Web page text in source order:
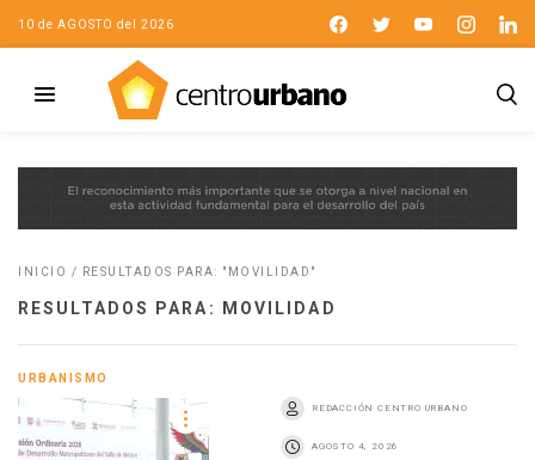
10 de AGOSTO del 2026
INICIO / RESULTADOS PARA: "MOVILIDAD"
RESULTADOS PARA: MOVILIDAD
URBANISMO
REDACCIÓN CENTRO URBANO
AGOSTO 4, 2026